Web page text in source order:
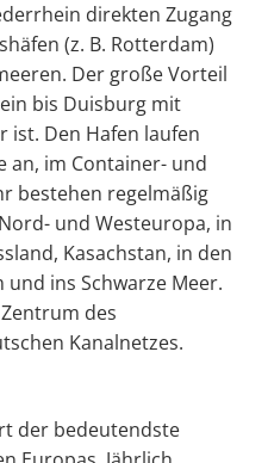
direkten Zugang
(z. B. Rotterdam)
Der große Vorteil
bis Duisburg mit
ist. Den Hafen laufen
an, im Container- und
bestehen regelmäßig
und Westeuropa, in
Kasachstan, in den
ins Schwarze Meer.
des
Kanalnetzes.
der bedeutendste